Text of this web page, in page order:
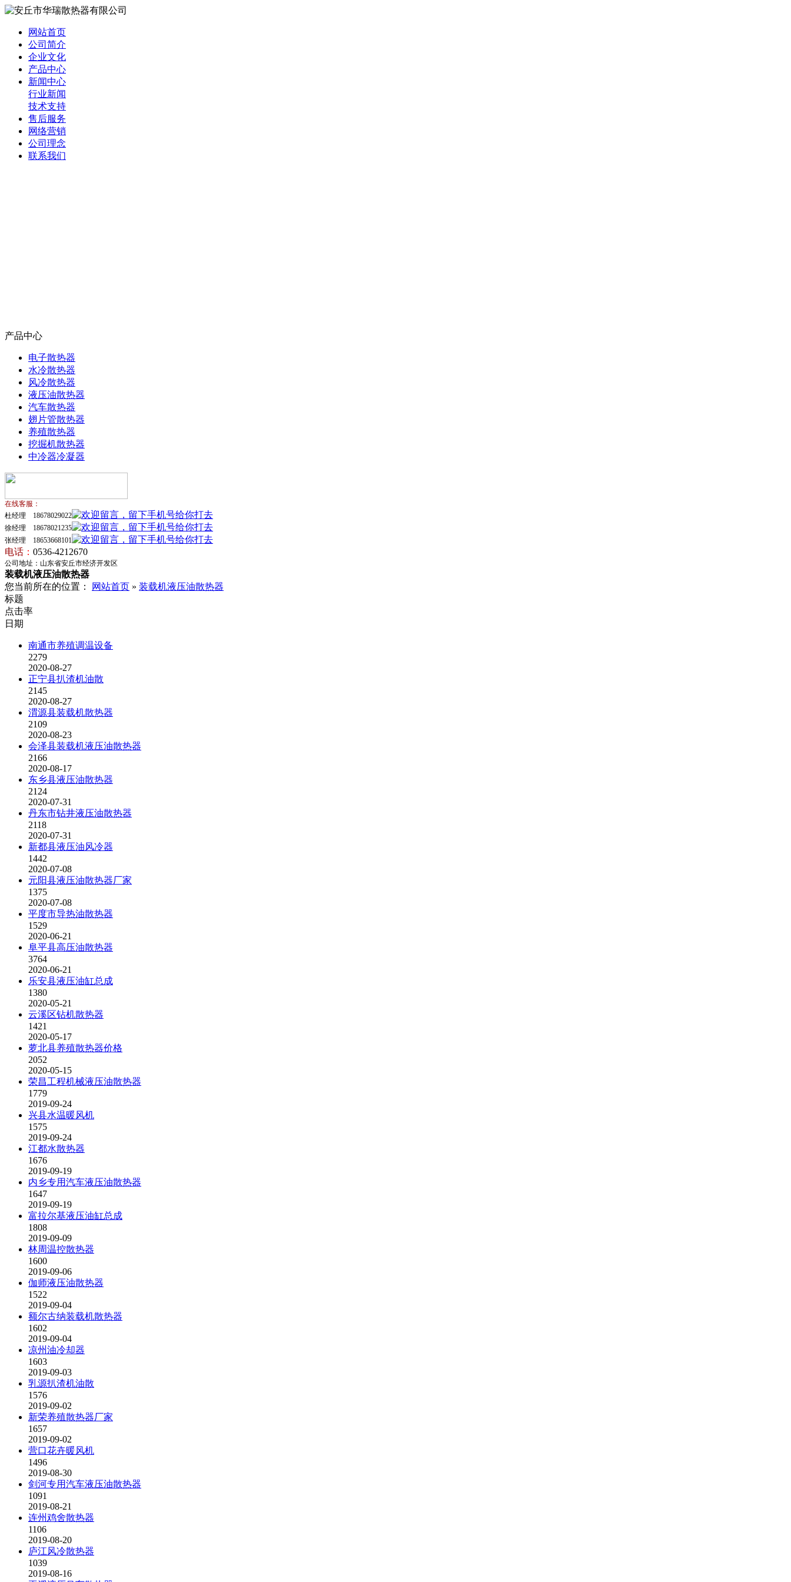
网站首页
公司简介
企业文化
产品中心
新闻中心
行业新闻
技术支持
售后服务
网络营销
公司理念
联系我们
产品中心
电子散热器
水冷散热器
风冷散热器
液压油散热器
汽车散热器
翅片管散热器
养殖散热器
挖掘机散热器
中冷器冷凝器
在线客服：
杜经理 18678029022
徐经理 18678021235
张经理 18653668101
电话 ： 0536-4212670
公司地址：山东省安丘市经济开发区
装载机液压油散热器
您当前所在的位置：
网站首页 » 装载机液压油散热器
标题
点击率
日期
南通市养殖调温设备
2279
2020-08-27
正宁县扒渣机油散
2145
2020-08-27
渭源县装载机散热器
2109
2020-08-23
会泽县装载机液压油散热器
2166
2020-08-17
东乡县液压油散热器
2124
2020-07-31
丹东市钻井液压油散热器
2118
2020-07-31
新都县液压油风冷器
1442
2020-07-08
元阳县液压油散热器厂家
1375
2020-07-08
平度市导热油散热器
1529
2020-06-21
阜平县高压油散热器
3764
2020-06-21
乐安县液压油缸总成
1380
2020-05-21
云溪区钻机散热器
1421
2020-05-17
萝北县养殖散热器价格
2052
2020-05-15
荣昌工程机械液压油散热器
1779
2019-09-24
兴县水温暖风机
1575
2019-09-24
江都水散热器
1676
2019-09-19
内乡专用汽车液压油散热器
1647
2019-09-19
富拉尔基液压油缸总成
1808
2019-09-09
林周温控散热器
1600
2019-09-06
伽师液压油散热器
1522
2019-09-04
额尔古纳装载机散热器
1602
2019-09-04
凉州油冷却器
1603
2019-09-03
乳源扒渣机油散
1576
2019-09-02
新荣养殖散热器厂家
1657
2019-09-02
营口花卉暖风机
1496
2019-08-30
剑河专用汽车液压油散热器
1091
2019-08-21
连州鸡舍散热器
1106
2019-08-20
庐江风冷散热器
1039
2019-08-16